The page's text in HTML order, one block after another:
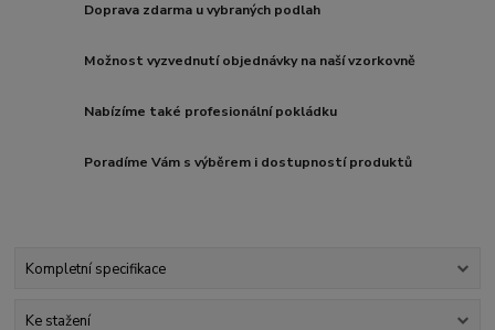
Doprava zdarma u vybraných podlah
Možnost vyzvednutí objednávky na naší vzorkovně
Nabízíme také profesionální pokládku
Poradíme Vám s výběrem i dostupností produktů
Kompletní specifikace
Ke stažení